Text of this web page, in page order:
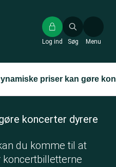
Søg
Log ind Menu
priser kan gøre
koncerter dyrere
du komme til at